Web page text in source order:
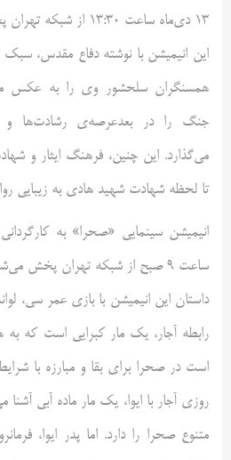
13 دی‌ماه ساعت 13:30 از شبکه تهران پخش می‌شود.
این انیمیشن با نوشته دفاع مقدس،
همسنگران سلحشور وی را به عکس
جنگ را در بعد‌عرصه‌ی رشادت‌ها و
می‌گذارد. این چنین، فرهنگ ایثار و
تا لحظه شهادت شهید هادی به زیبایی
ساعت 9 صبح از شبکه تهران پخش می‌شود.
داستان این انیمیشن با بازی عمر سی،
رابطه آجار، یک مار کبرایی است که به
است در صحرا برای بقا و مبارزه با
روزی آجار با ایوا، یک مار ماده آبی
متنوع صحرا را دارد. اما پدر ایوا،